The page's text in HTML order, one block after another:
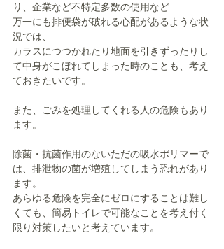
り、企業など不特定多数の使用など
万一にも排便袋が破れる心配があるような状
況では、
カラスにつつかれたり地面を引きずったりし
て中身がこぼれてしまった時のことも、考え
ておきたいです。
また、ごみを処理してくれる人の危険もあり
ます。
除菌・抗菌作用のないただの吸水ポリマーで
は、排泄物の菌が増殖してしまう恐れがあり
ます。
あらゆる危険を完全にゼロにすることは難し
くても、簡易トイレで可能なことを考え付く
限り対策したいと考えています。